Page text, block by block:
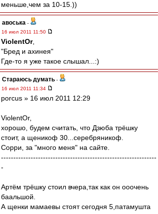
меньше,чем за 10-15.))
авоська -
16 июл 2011 11:50
ViolentOr,
"Бред и ахинея"
Где-то я уже такое слышал...:)
Стараюсь думать -
16 июл 2011 11:34
porcus » 16 июл 2011 12:29
ViolentOr,
хорошо, будем считать, что Дзюба трёшку
стоит, а щеникоф 30...серебряникоф.
Сорри, за "много меня" на сайте.
---------------------------------------------------------------
-
Артём трёшку стоил вчера,так как он ооочень
баальшой.
А щенки мамаевы стоят сегодня 5,патамушта